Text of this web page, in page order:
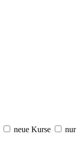
neue Kurse
nur